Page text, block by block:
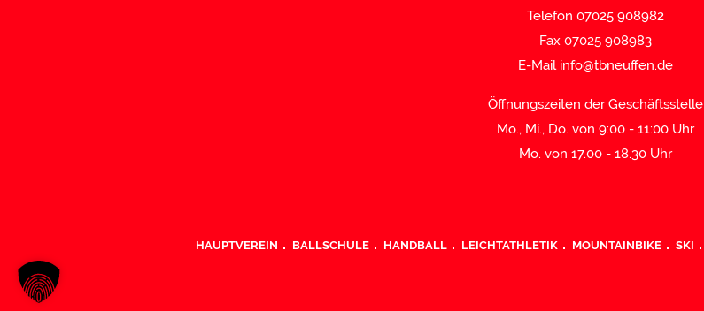
Telefon 07025 908982
Fax 07025 908983
E-Mail info@tbneuffen.de
Öffnungszeiten der Geschäftsstelle
Mo., Mi., Do. von 9:00 - 11:00 Uhr
Mo. von 17.00 - 18.30 Uhr
HAUPTVEREIN BALLSCHULE HANDBALL LEICHTATHLETIK MOUNTAINBIKE SKI